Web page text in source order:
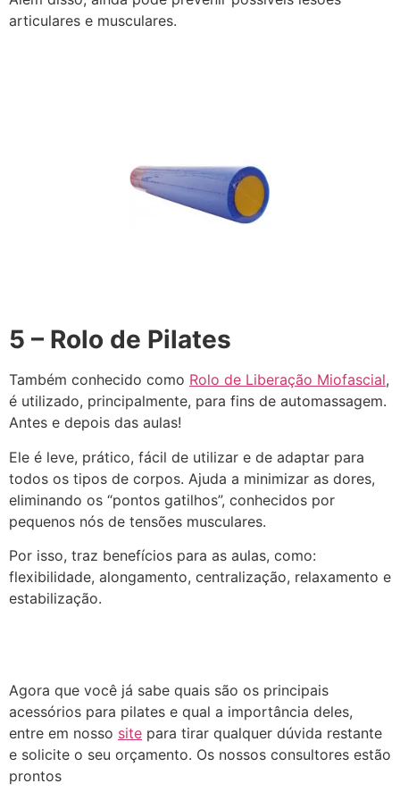
articulares e musculares.
5 – Rolo de Pilates
Também conhecido como Rolo de Liberação Miofascial,
é utilizado, principalmente, para fins de automassagem.
Antes e depois das aulas!
Ele é leve, prático, fácil de utilizar e de adaptar para
todos os tipos de corpos. Ajuda a minimizar as dores,
eliminando os “pontos gatilhos”, conhecidos por
pequenos nós de tensões musculares.
Por isso, traz benefícios para as aulas, como:
flexibilidade, alongamento, centralização, relaxamento e
estabilização.
Agora que você já sabe quais são os principais
acessórios para pilates e qual a importância deles,
entre em nosso site para tirar qualquer dúvida restante
e solicite o seu orçamento. Os nossos consultores estão
prontos